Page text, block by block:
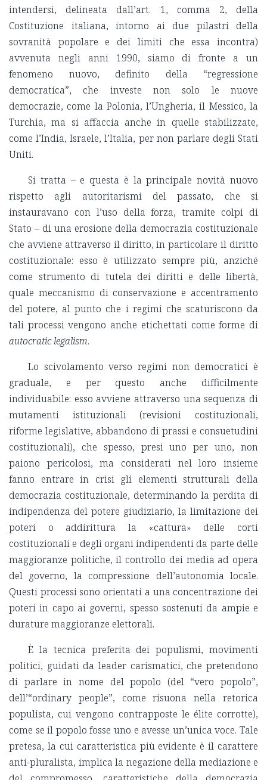
intendersi, delineata dall’art. 1, comma 2, della
Costituzione italiana, intorno ai due pilastri della
sovranità popolare e dei limiti che essa incontra)
avvenuta negli anni 1990, siamo di fronte a un
fenomeno nuovo, definito della “regressione
democratica”, che investe non solo le nuove
democrazie, come la Polonia, l’Ungheria, il Messico, la
Turchia, ma si affaccia anche in quelle stabilizzate,
come l’India, Israele, l’Italia, per non parlare degli Stati
Uniti.
Si tratta – e questa è la principale novità nuovo
rispetto agli autoritarismi del passato, che si
instauravano con l’uso della forza, tramite colpi di
Stato – di una erosione della democrazia costituzionale
che avviene attraverso il diritto, in particolare il diritto
costituzionale: esso è utilizzato sempre più, anziché
come strumento di tutela dei diritti e delle libertà,
quale meccanismo di conservazione e accentramento
del potere, al punto che i regimi che scaturiscono da
tali processi vengono anche etichettati come forme di
autocratic legalism.
Lo scivolamento verso regimi non democratici è
graduale, e per questo anche difficilmente
individuabile: esso avviene attraverso una sequenza di
mutamenti istituzionali (revisioni costituzionali,
riforme legislative, abbandono di prassi e consuetudini
costituzionali), che spesso, presi uno per uno, non
paiono pericolosi, ma considerati nel loro insieme
fanno entrare in crisi gli elementi strutturali della
democrazia costituzionale, determinando la perdita di
indipendenza del potere giudiziario, la limitazione dei
poteri o addirittura la «cattura» delle corti
costituzionali e degli organi indipendenti da parte delle
maggioranze politiche, il controllo dei media ad opera
del governo, la compressione dell’autonomia locale.
Questi processi sono orientati a una concentrazione dei
poteri in capo ai governi, spesso sostenuti da ampie e
durature maggioranze elettorali.
È la tecnica preferita dei populismi, movimenti
politici, guidati da leader carismatici, che pretendono
di parlare in nome del popolo (del “vero popolo”,
dell’“ordinary people”, come risuona nella retorica
populista, cui vengono contrapposte le élite corrotte),
come se il popolo fosse uno e avesse un’unica voce. Tale
pretesa, la cui caratteristica più evidente è il carattere
anti-pluralista, implica la negazione della mediazione e